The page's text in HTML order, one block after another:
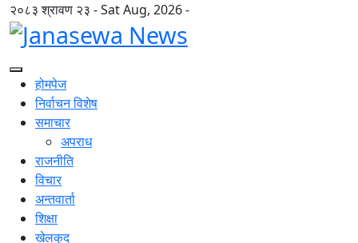
२०८३ श्रावण २३ - Sat Aug, 2026 -
होमपेज
निर्वाचन विशेष
समाचार
अपराध
राजनीति
विचार
अन्तवार्ता
शिक्षा
खेलकुद